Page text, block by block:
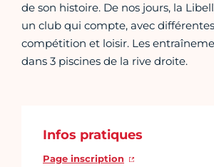
de son histoire. De nos jours, la
un club qui compte, avec
compétition et loisir. Les
dans 3 piscines de la rive droite.
Infos pratiques
Page inscription